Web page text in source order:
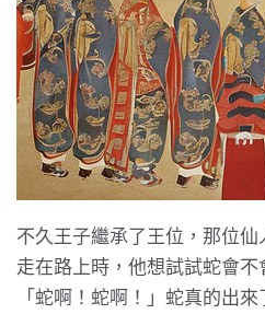
不久王子繼承了王位，那位仙
走在路上時，他想試試蛇會不
「蛇啊！蛇啊！」蛇真的出